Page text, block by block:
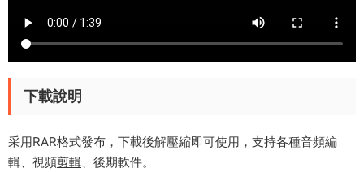
下載說明
采用RAR格式發布，下載後解壓縮即可使用，支持各種音頻編
輯、視頻剪輯、後期軟件。